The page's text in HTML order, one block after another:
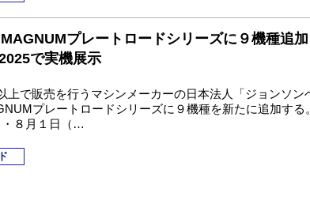
MAGNUMプレートロードシリーズに９機種追加
で実機展示
上で販売を行うマシンメーカーの日本法人「ジョンソン
プレートロードシリーズに９機種を新たに追加する
・８月１日（…